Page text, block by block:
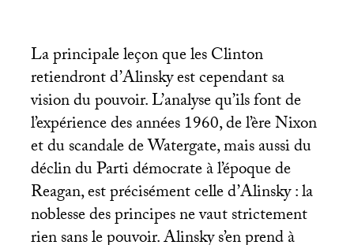
La principale leçon que les Clinton
retiendront d’Alinsky est cependant sa
vision du pouvoir. L’analyse qu’ils font de
l’expérience des années 1960, de l’ère Nixon
et du scandale de Watergate, mais aussi du
déclin du Parti démocrate à l’époque de
Reagan, est précisément celle d’Alinsky : la
noblesse des principes ne vaut strictement